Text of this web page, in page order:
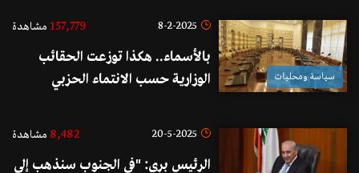
سياسة ومحليات
8-2-2025
157,779 مشاهدة
بالأسماء.. هكذا توزعت الحقائب
الوزارية حسب الانتماء الحزبي
20-5-2025
8,482 مشاهدة
الرئيس بري: "في الجنوب سنذهب إلى